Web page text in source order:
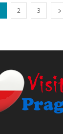
2 3